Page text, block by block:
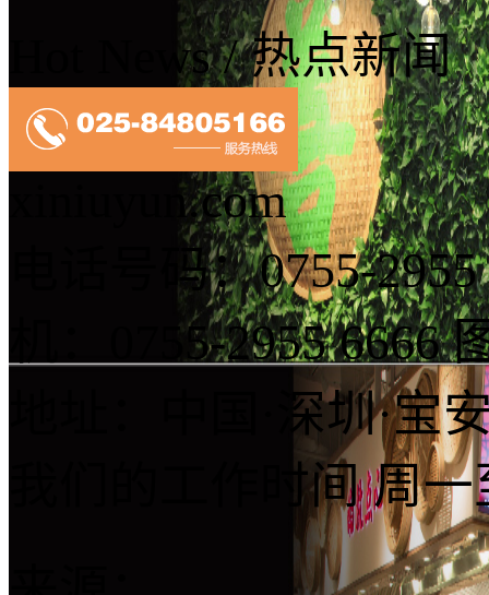
Hot News / 热点新闻
xiniuyun.com
电话号码：0755-
机：0755-2955 6666
地址：中国·深圳·宝
我们的工作时间 周一